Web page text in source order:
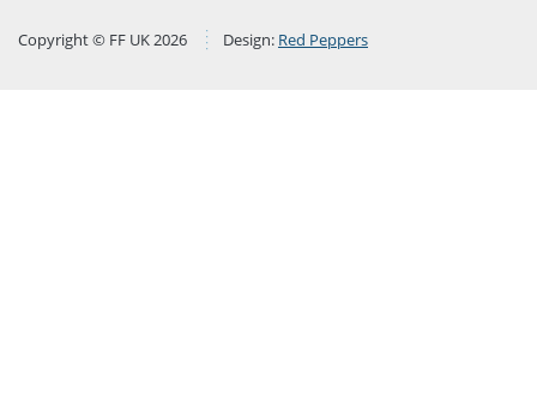
Copyright © FF UK 2026 Design: Red Peppers